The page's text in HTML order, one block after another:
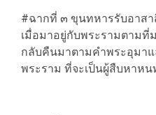
#ฉากที่ ๓ ขุนทหารรับอาส
เมื่อมาอยู่กับพระรามตามที่
กลับคืนมาตามคำพระอุมา
พระราม ที่จะเป็นผู้สืบหาหน